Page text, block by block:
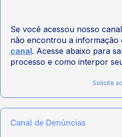
Se você acessou nosso
não encontrou a informação
canal. Acesse abaixo para
processo e como interpor
Solicite
Canal de Denúncias